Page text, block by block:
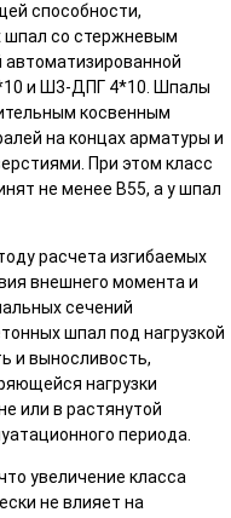
способности,
шпал со стержневым
автоматизированной
и Ш3-ДПГ 4*10. Шпалы
косвенным
на концах арматуры и
При этом класс
не менее В55, а у шпал
расчета изгибаемых
внешнего момента и
сечений
шпал под нагрузкой
и выносливость,
нагрузки
или в растянутой
периода.
увеличение класса
не влияет на